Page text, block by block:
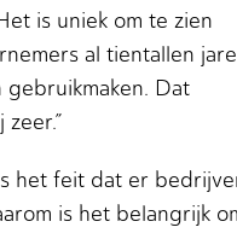
is uniek om te zien
al tientallen
gebruikmaken. Dat
het feit dat er
is het belangrijk